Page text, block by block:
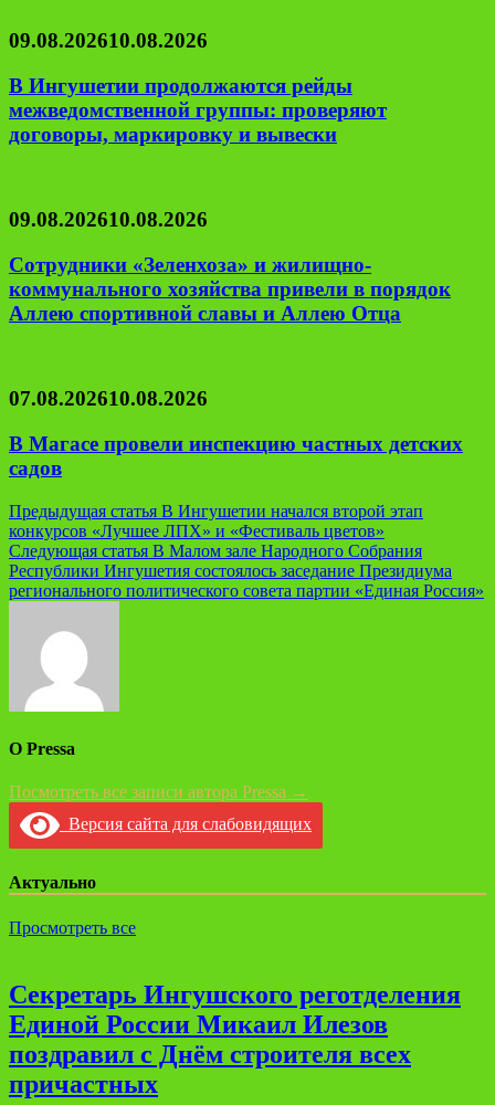
09.08.202610.08.2026
В Ингушетии продолжаются рейды
межведомственной группы: проверяют
договоры, маркировку и вывески
09.08.202610.08.2026
Сотрудники «Зеленхоза» и жилищно-
коммунального хозяйства привели в порядок
Аллею спортивной славы и Аллею Отца
07.08.202610.08.2026
В Магасе провели инспекцию частных детских
садов
Навигация
по
записям
Предыдущая статья В Ингушетии начался второй этап
конкурсов «Лучшее ЛПХ» и «Фестиваль цветов»
Следующая статья В Малом зале Народного Собрания
Республики Ингушетия состоялось заседание Президиума
регионального политического совета партии «Единая Россия»
О Pressa
Посмотреть все записи автора Pressa →
Версия сайта для слабовидящих
Актуально
Просмотреть все
Секретарь Ингушского реготделения
Единой России Микаил Илезов
поздравил с Днём строителя всех
причастных